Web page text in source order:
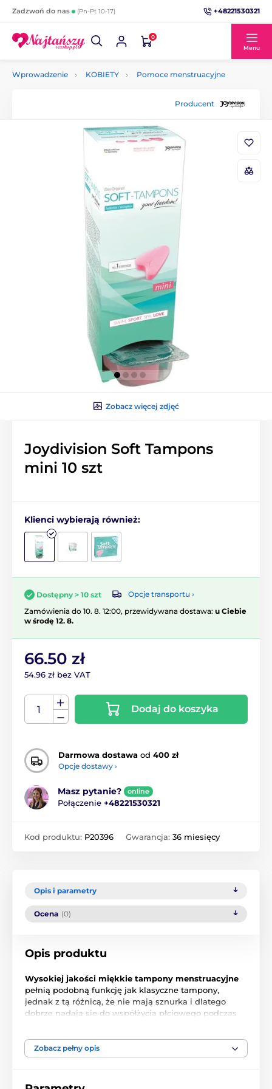
Zadzwoń do nas (Pn-Pt 10-17) +48221530321
0
Menu
Wprowadzenie KOBIETY Pomoce menstruacyjne
Producent
Zobacz więcej zdjęć
Joydivision Soft Tampons
mini 10 szt
Klienci wybierają również:
Dostępny > 10 szt
Opcje transportu ›
Zamówienia do 10. 8. 12:00, przewidywana dostawa: u Ciebie
w środę 12. 8.
66.50 zł
54.96 zł bez VAT
Dodaj do koszyka
Darmowa dostawa od 400 zł
Opcje dostawy ›
Masz pytanie? online
Połączenie +48221530321
Kod produktu: P20396 Gwarancja: 36 miesięcy
Opis i parametry
Ocena (0)
Opis produktu
Wysokiej jakości miękkie tampony menstruacyjne
pełnią podobną funkcję jak klasyczne tampony,
jednak z tą różnicą, że nie mają sznurka i dlatego
dobrze nadają się do współżycia płciowego podczas
Zobacz pełny opis